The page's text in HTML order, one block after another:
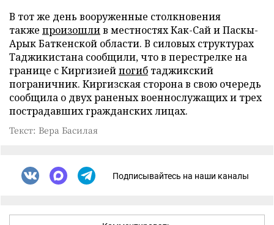
В тот же день вооруженные столкновения
также произошлив местностях Как-Сай и Паскы-
Арык Баткенской области. В силовых структурах
Таджикистана сообщили, что в перестрелке на
границе с Киргизиейпогиб таджикский
пограничник. Киргизская сторона в свою очередь
сообщила о двух раненых военнослужащих и трех
пострадавших гражданских лицах.
Текст: Вера Басилая
Подписывайтесь на наши каналы